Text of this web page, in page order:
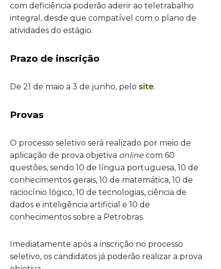
com deficiência poderão aderir ao teletrabalho
integral, desde que compatível com o plano de
atividades do estágio.
Prazo de inscrição
De 21 de maio a 3 de junho, pelo site.
Provas
O processo seletivo será realizado por meio de
aplicação de prova objetiva onlinecom 60
questões, sendo 10 de língua portuguesa, 10 de
conhecimentos gerais, 10 de matemática, 10 de
raciocínio lógico, 10 de tecnologias, ciência de
dados e inteligência artificial e 10 de
conhecimentos sobre a Petrobras.
Imediatamente após a inscrição no processo
seletivo, os candidatos já poderão realizar a prova